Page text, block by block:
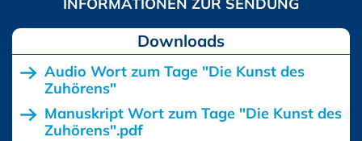
Downloads
Audio Wort zum Tage "Die Kunst des
Zuhörens"
Manuskript Wort zum Tage "Die Kunst des
Zuhörens".pdf